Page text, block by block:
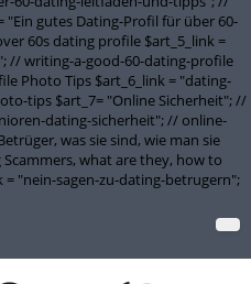
gutes Dating-Profil für über 60-
60s dating profile $art_5_link =
// writing-a-good-60-dating-profile
Photo Tips $art_6_link = "dating-
tips $art_7= "Online Sicherheit"; //
dating-sicherheit"; // online-
was sie sind, wie man sie
what are they, how to
"nein-sagen-zu-dating-betrugern";